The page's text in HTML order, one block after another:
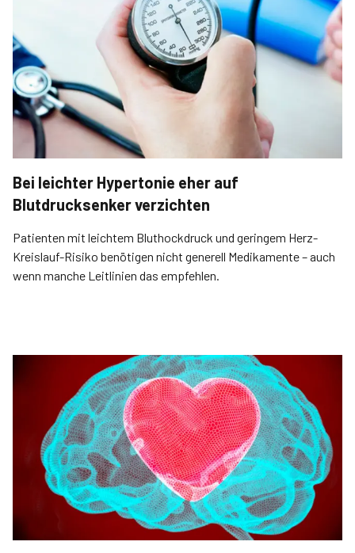
Bei leichter Hypertonie eher auf
Blutdrucksenker verzichten
Patienten mit leichtem Bluthockdruck und geringem Herz-
Kreislauf-Risiko benötigen nicht generell Medikamente – auch
wenn manche Leitlinien das empfehlen.